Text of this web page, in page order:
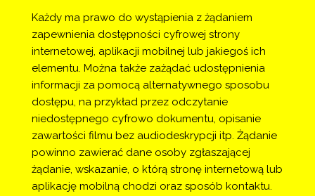
Każdy ma prawo do wystąpienia z żądaniem
zapewnienia dostępności cyfrowej strony
internetowej, aplikacji mobilnej lub jakiegoś ich
elementu. Można także zażądać udostępnienia
informacji za pomocą alternatywnego sposobu
dostępu, na przykład przez odczytanie
niedostępnego cyfrowo dokumentu, opisanie
zawartości filmu bez audiodeskrypcji itp. Żądanie
powinno zawierać dane osoby zgłaszającej
żądanie, wskazanie, o którą stronę internetową lub
aplikację mobilną chodzi oraz sposób kontaktu.